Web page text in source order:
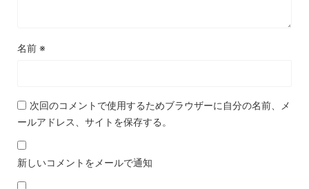
名前 ※
次回のコメントで使用するためブラウザーに自分の名前、メ
ールアドレス、サイトを保存する。
新しいコメントをメールで通知